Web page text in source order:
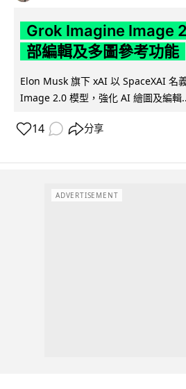
Grok Imagine Image
部編輯及多圖參考功能
Elon Musk 旗下 xAI 以 SpaceXAI 名
Image 2.0 模型，強化 AI 繪圖及編輯
14 分享
ADVERTISEMENT